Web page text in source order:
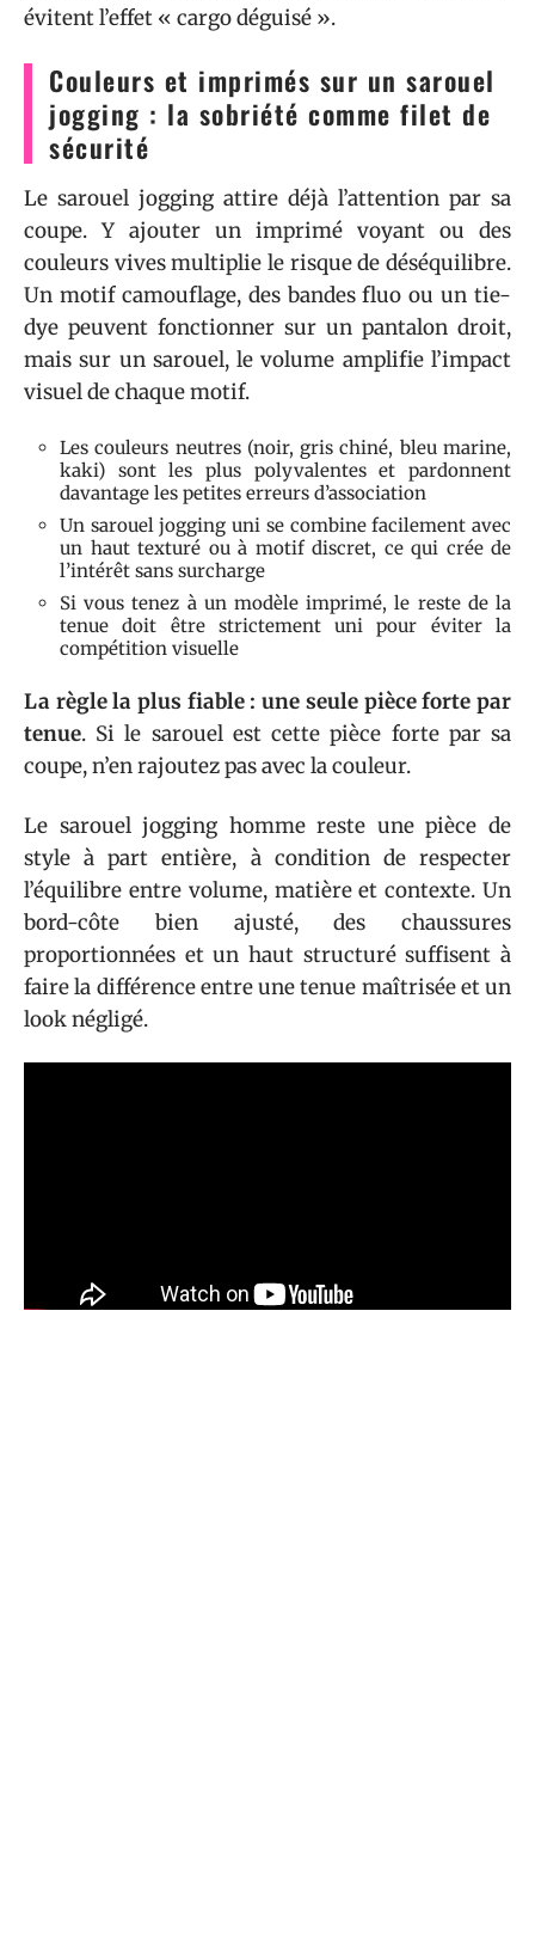
évitent l’effet « cargo déguisé ».
Couleurs et imprimés sur un sarouel
jogging : la sobriété comme filet de
sécurité
Le sarouel jogging attire déjà l’attention par sa
coupe. Y ajouter un imprimé voyant ou des
couleurs vives multiplie le risque de déséquilibre.
Un motif camouflage, des bandes fluo ou un tie-
dye peuvent fonctionner sur un pantalon droit,
mais sur un sarouel, le volume amplifie l’impact
visuel de chaque motif.
Les couleurs neutres (noir, gris chiné, bleu marine,
kaki) sont les plus polyvalentes et pardonnent
davantage les petites erreurs d’association
Un sarouel jogging uni se combine facilement avec
un haut texturé ou à motif discret, ce qui crée de
l’intérêt sans surcharge
Si vous tenez à un modèle imprimé, le reste de la
tenue doit être strictement uni pour éviter la
compétition visuelle
La règle la plus fiable : une seule pièce forte par
tenue. Si le sarouel est cette pièce forte par sa
coupe, n’en rajoutez pas avec la couleur.
Le sarouel jogging homme reste une pièce de
style à part entière, à condition de respecter
l’équilibre entre volume, matière et contexte. Un
bord-côte bien ajusté, des chaussures
proportionnées et un haut structuré suffisent à
faire la différence entre une tenue maîtrisée et un
look négligé.